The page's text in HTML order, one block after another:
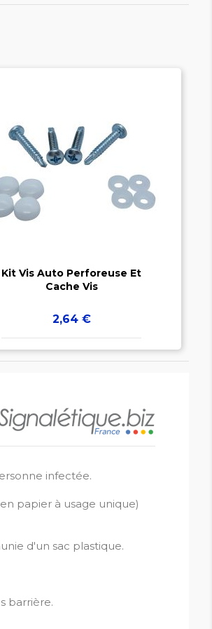

Kit Vis Auto Perforeuse Et
Cache Vis
Prix
2,64 €
infectée.
papier à usage unique)
d'un sac plastique.
barrière.